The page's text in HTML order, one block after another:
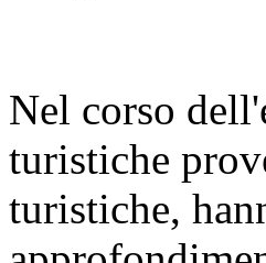
Nel corso
turistiche
turistiche,